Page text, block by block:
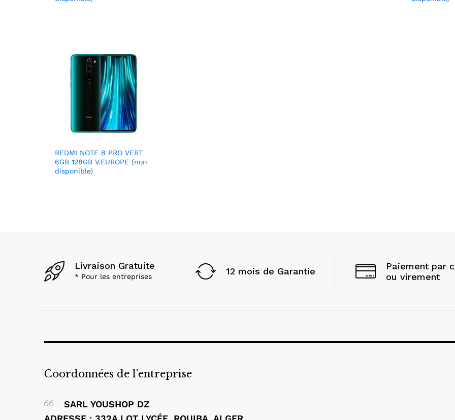
REDMI NOTE 8 PRO VERT
6GB 128GB V.EUROPE (non
disponible)
Livraison Gratuite
* Pour les entreprises 12 mois de Garantie
Paiement par
ou virement
Coordonnées de l'entreprise
SARL YOUSHOP DZ